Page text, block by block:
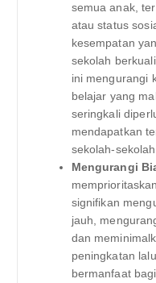
semua anak,
atau status
kesempatan
sekolah
ini mengurangi
belajar yang
seringkali
mendapatkan
sekolah-
Mengurangi
signifikan
jauh,
dan
peningkatan
bermanfaat